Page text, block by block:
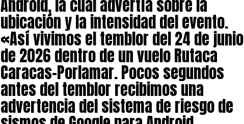
Android, la cual advertía sobre la
ubicación y la intensidad del evento.
«Así vivimos el temblor del 24 de junio
de 2026 dentro de un vuelo Rutaca
Caracas-Porlamar. Pocos segundos
antes del temblor recibimos una
advertencia del sistema de riesgo de